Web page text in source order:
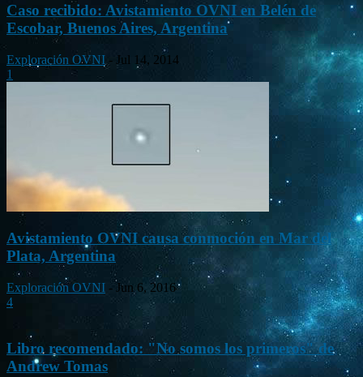
Caso recibido: Avistamiento OVNI en Belén de
Escobar, Buenos Aires, Argentina
Exploración OVNI - Jul 14, 2014
1
Avistamiento OVNI causa conmoción en Mar del
Plata, Argentina
Exploración OVNI - Jun 6, 2016
4
Libro recomendado: "No somos los primeros" de
Andrew Tomas